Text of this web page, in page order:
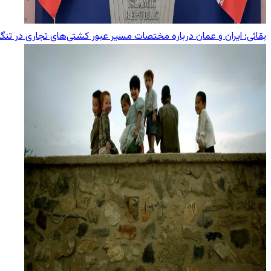
بقائی: ایران و عمان درباره مختصات مسیر عبور کشتی‌های تجاری در